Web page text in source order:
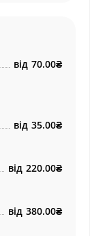
від 70.00₴
від 35.00₴
від 220.00₴
від 380.00₴